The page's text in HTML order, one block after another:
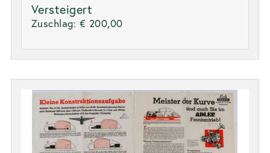
Versteigert
Zuschlag: € 200,00